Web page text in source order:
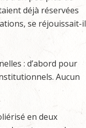
déjà réservées
se réjouissait-il
: d’abord pour
Aucun
en deux